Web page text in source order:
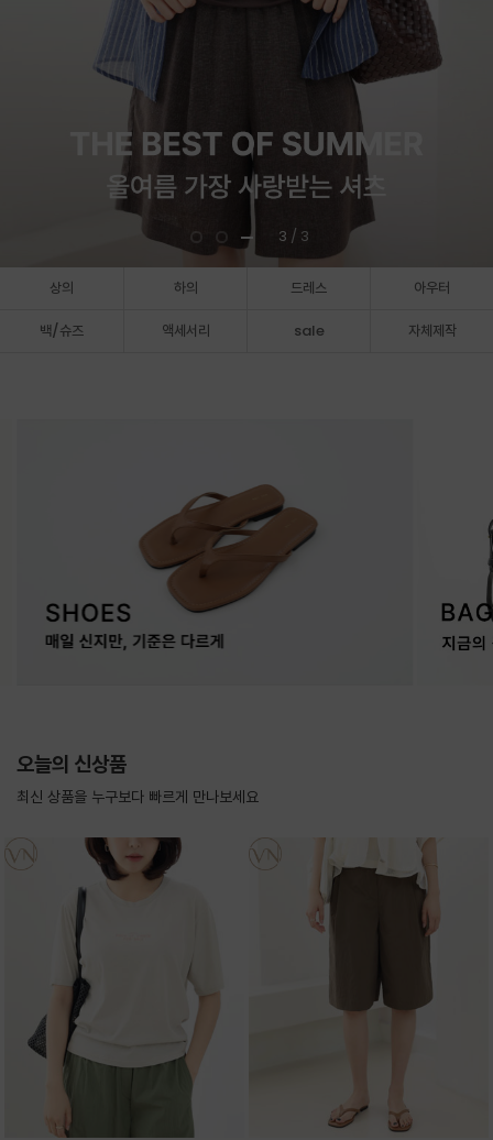
3 / 3
상의 하의 드레스 아우터
백/슈즈 액세서리 sale 자체제작
오늘의 신상품
최신 상품을 누구보다 빠르게 만나보세요